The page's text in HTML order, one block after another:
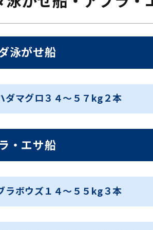
泳がせ船
ダマグロ３４〜５７kg２本
・エサ船
ラボウズ１４〜５５kg３本